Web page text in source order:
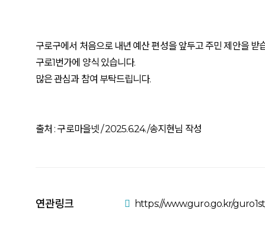
구로구에서 처음으로 내년 예산 편성을 앞두고 주민 제안을 받
구로1번가에 양식 있습니다.
많은 관심과 참여 부탁드립니다.
출처 : 구로마을넷 / 2025.6.24./송지현님 작성
연관링크 https://www.guro.go.kr/